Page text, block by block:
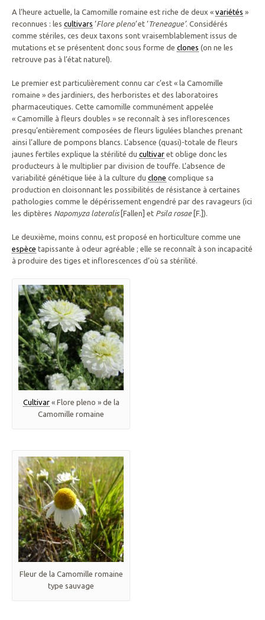
A l’heure actuelle, la Camomille romaine est riche de deux « variétés »
reconnues : les cultivars ‘Flore pleno’et ‘Treneague’. Considérés
comme stériles, ces deux taxons sont vraisemblablement issus de
mutations et se présentent donc sous forme de clones (on ne les
retrouve pas à l’état naturel).
Le premier est particulièrement connu car c’est « la Camomille
romaine » des jardiniers, des herboristes et des laboratoires
pharmaceutiques. Cette camomille communément appelée
« Camomille à fleurs doubles » se reconnaît à ses inflorescences
presqu’entièrement composées de fleurs ligulées blanches prenant
ainsi l’allure de pompons blancs. L’absence (quasi)-totale de fleurs
jaunes fertiles explique la stérilité du cultivar et oblige donc les
producteurs à le multiplier par division de touffe. L’absence de
variabilité génétique liée à la culture du clone complique sa
production en cloisonnant les possibilités de résistance à certaines
pathologies comme le dépérissement engendré par des ravageurs (ici
les diptères Napomyza lateralis[Fallen] et Psila rosae[F.]).
Le deuxième, moins connu, est proposé en horticulture comme une
espèce tapissante à odeur agréable ; elle se reconnaît à son incapacité
à produire des tiges et inflorescences d’où sa stérilité.
Cultivar« Flore pleno » de la
Camomille romaine
Fleur de la Camomille romaine
type sauvage